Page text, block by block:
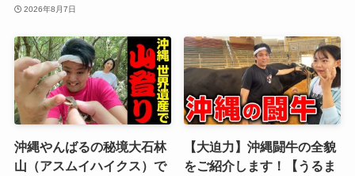
2026年8月7日
沖縄やんばるの秘境大石林
山（アスムイハイクス）で
【大迫力】沖縄闘牛の全貌
をご紹介します！【うるま